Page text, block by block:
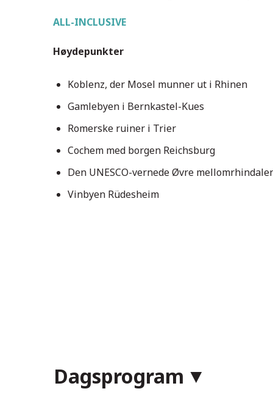
Koblenz - der Mosel og Rhinen møtes
Koblenz
ALL-INCLUSIVE
Høydepunkter
Koblenz, der Mosel munner ut i Rhinen
Gamlebyen i Bernkastel-Kues
Romerske ruiner i Trier
Cochem med borgen Reichsburg
Den UNESCO-vernede Øvre
Vinbyen Rüdesheim
Dagsprogram